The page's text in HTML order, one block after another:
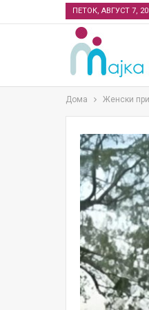
ПЕТОК, АВГУСТ 7,
Дома Женски